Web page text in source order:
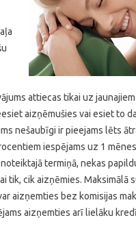
attiecas tikai uz
aizņēmušies vai esiet to
nešaubīgi ir pieejams lēts
iespējams uz 1
termiņā, nekas
tik, cik aizņēmies. Maksimālā
aizņemties bez komisijas
aizņemties arī lielāku